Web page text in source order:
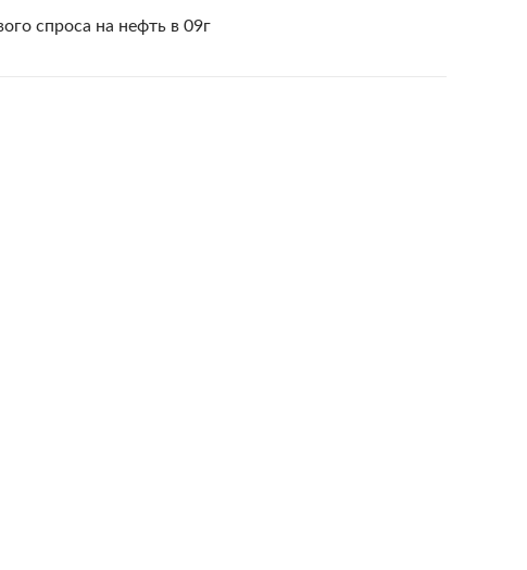
спроса на нефть в 09г